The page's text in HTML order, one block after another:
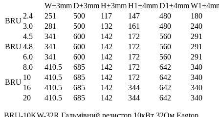
W±3mmD±3mmH±3mmH1±4mmD1±4mm
BRU
2.4 251 500 117 147 480
180
3.0
281 500 132 161 480 240
BRU
4.5 341 600 142 172 560
291
4.8
341 600 142 172 560
291
6.0
341 600 142 172 560 291
BRU
8.0 410.5 685 142 172 642
340
10
410.5 685 142 172 642
340
16
410.5 685 142 344 642
340
20
410.5 685 142 344 642 340
BRU-10KW-32R Гальмівний резистор 10кВт 32Ом Eagtop